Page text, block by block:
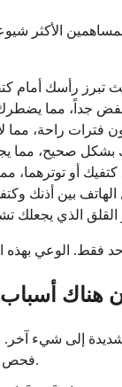
الأكثر
تبرز رأسك أمام
جداً، مما
فترات راحة، مما
صحيح، مما
كتفيك أو
بين أذنك
أو القلق الذي
أسباب
الشديدة إلى شيء
فحص أعمق من قبل متخصص في الرعاية الصحية.